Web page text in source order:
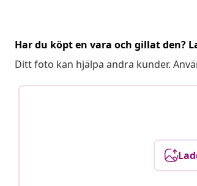
Har du köpt en vara och gillat den?
Ditt foto kan hjälpa andra kunder.